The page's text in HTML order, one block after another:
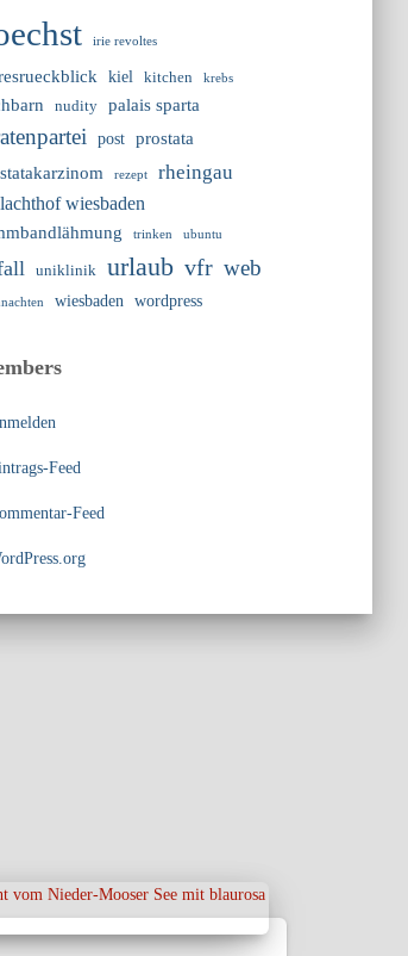
irie revoltes
kiel kitchen krebs
nudity palais sparta
post
prostata
rezept rheingau
wiesbaden
trinken ubuntu
uniklinik urlaub vfr web
wiesbaden wordpress
Feed
Feed